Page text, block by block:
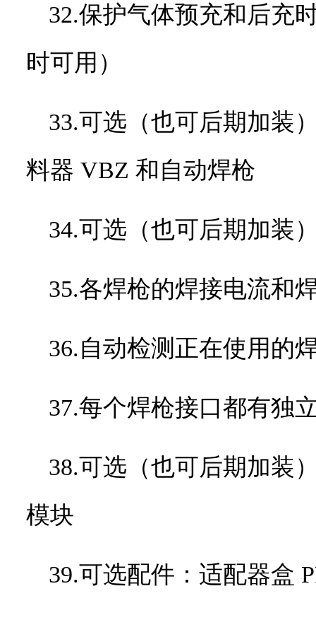
32.保护气体预充和后充
时可用）
33.可选（也可后期加装
料器 VBZ和自动焊枪
34.可选（也可后期加装
35.各焊枪的焊接电流和
36.自动检测正在使用的
37.每个焊枪接口都有独
38.可选（也可后期加装
模块
39.可选配件：适配器盒